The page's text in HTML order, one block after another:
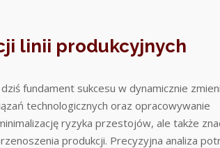
linii produkcyjnych
fundament sukcesu w dynamicznie
technologicznych oraz opracowywanie
ryzyka przestojów, ale także
produkcji. Precyzyjna analiza